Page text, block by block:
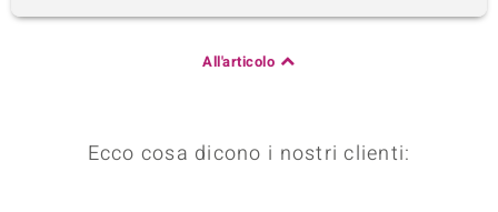
All'articolo
Ecco cosa dicono i nostri clienti: